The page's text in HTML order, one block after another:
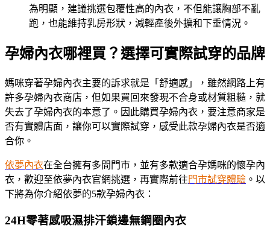
為明顯，建議挑選包覆性高的內衣，不但能讓胸部不亂
跑，也能維持乳房形狀，減輕產後外擴和下垂情況。
孕婦內衣哪裡買？選擇可實際試穿的品牌
媽咪穿著孕婦內衣主要的訴求就是「舒適感」，雖然網路上有
許多孕婦內衣商店，但如果買回來發現不合身或材質粗糙，就
失去了孕婦內衣的本意了。因此購買孕婦內衣，要注意商家是
否有實體店面，讓你可以實際試穿，感受此款孕婦內衣是否適
合你。
依夢內衣在全台擁有多間門市，並有多款適合孕媽咪的懷孕內
衣，歡迎至依夢內衣官網挑選，再實際前往門市試穿體驗 。以
下將為你介紹依夢的5款孕婦內衣：
24H零著感吸濕排汗鎖邊無鋼圈內衣